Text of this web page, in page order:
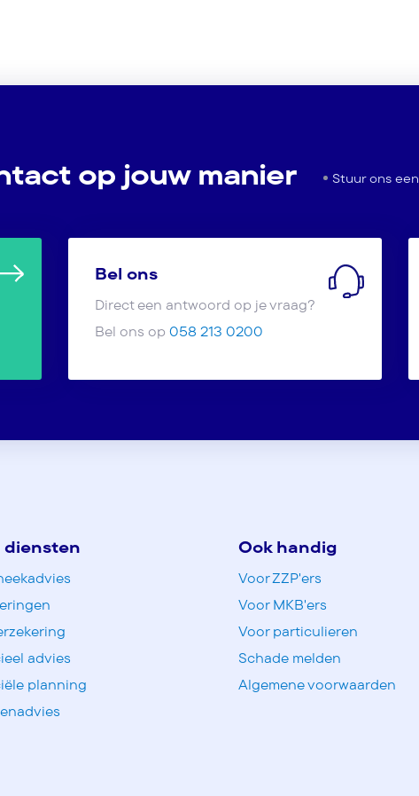
op jouw manier Stuur ons een
Bel ons
Direct een antwoord op je vraag?
Bel ons op058 213 0200
diensten
advies
planning
Ook handig
Voor ZZP'ers
Voor MKB'ers
Voor particulieren
Schade melden
Algemene voorwaarden